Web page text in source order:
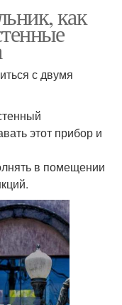
как
с двумя
этот прибор и
в помещении